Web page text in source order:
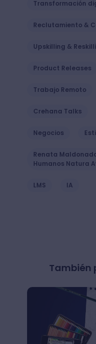
Transformación
Reclutamiento &
Upskilling &
Product Releases
Trabajo Remoto
Crehana Talks
Negocios
Renata
Humanos Natura
LMS IA
También